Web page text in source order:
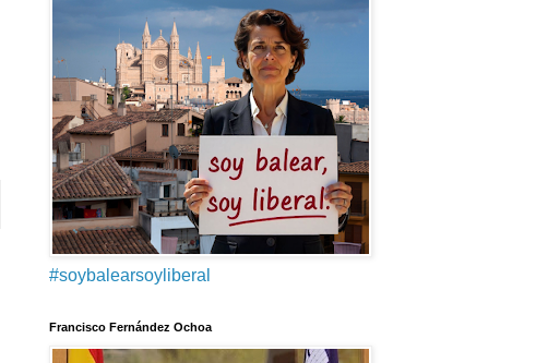
#soybalearsoyliberal
Francisco Fernández Ochoa